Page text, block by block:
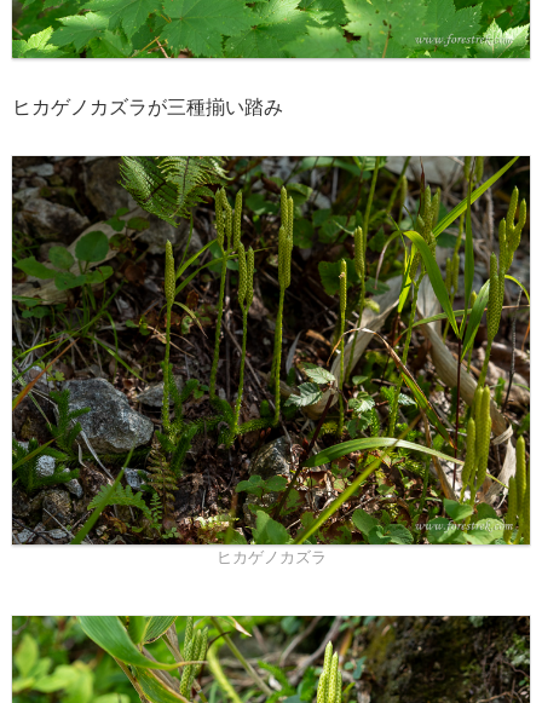
ヒカゲノカズラが三種揃い踏み
ヒカゲノカズラ